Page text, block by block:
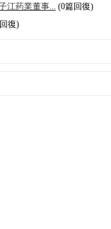
江药業董事... (0篇回復)
復)